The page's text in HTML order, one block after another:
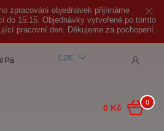
zpracování objednávek přijímáme
do 15:15. Objednávky vytvořené po tomto
pracovní den. Děkujeme za pochopení.
CZK
Pá
0
0 Kč